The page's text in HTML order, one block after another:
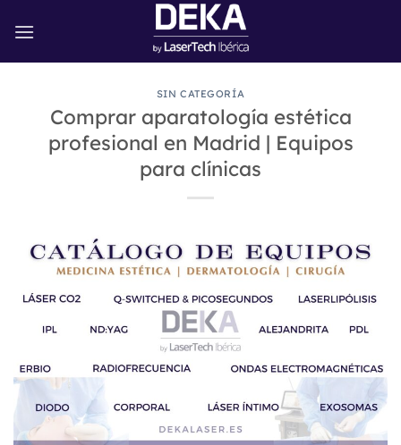
SIN CATEGORÍA
Comprar aparatología estética
profesional en Madrid | Equipos
para clínicas